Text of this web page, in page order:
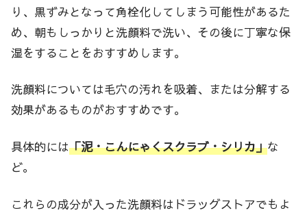
り、黒ずみとなって角栓化してしまう可能性があるた
め、朝もしっかりと洗顔料で洗い、その後に丁寧な保
湿をすることをおすすめします。
洗顔料については毛穴の汚れを吸着、または分解する
効果があるものがおすすめです。
具体的には「泥・こんにゃくスクラブ・シリカ」な
ど。
これらの成分が入った洗顔料はドラッグストアでもよ